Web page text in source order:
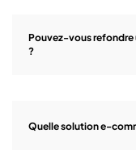
Pouvez-vous refondre
?
Quelle solution e-